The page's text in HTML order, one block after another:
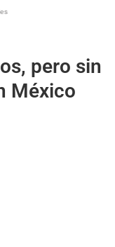
pero sin
México